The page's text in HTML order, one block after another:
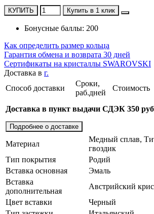
КУПИТЬ Купить в 1 клик
Бонусные баллы: 200
Как определить размер кольца
Гарантия обмена и возврата 30 дней
Сертификаты на кристаллы SWAROVSKI
Доставка в г.
Способ доставки
Сроки,
раб.дней
Стоимость
Доставка в пункт выдачи СДЭК 350
Подробнее о доставке
Материал
Медный сплав,
гвоздик
Тип покрытия
Родий
Вставка основная
Эмаль
Вставка
дополнительная
Австрийский
Цвет вставки
Черный